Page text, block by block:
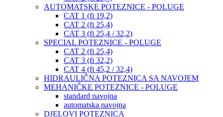
AUTOMATSKE POTEZNICE - POLUGE
CAT 1 (fi 19,2)
CAT 2 (fi 25,4)
CAT 3 (fi 25,4 / 32,2)
SPECIAL POTEZNICE - POLUGE
CAT 2 (fi 25,4)
CAT 3 (fi 32,2)
CAT 4 (fi 45,2 / 32,4)
HIDRAULIČNA POTEZNICA SA NAVOJEM
MEHANIČKE POTEZNICE - POLUGE
standard navojna
automatska navojna
DJELOVI POTEZNICA